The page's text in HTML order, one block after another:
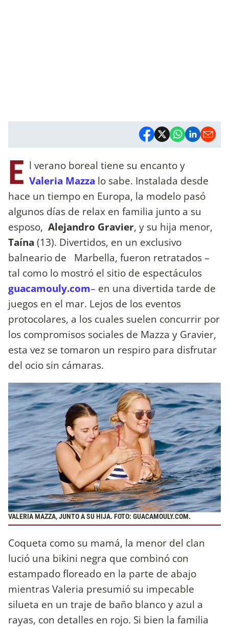
E l verano boreal tiene su encanto y
Valeria Mazza lo sabe. Instalada desde
hace un tiempo en Europa, la modelo pasó
algunos días de relax en familia junto a su
esposo, Alejandro Gravier, y su hija menor,
Taína (13). Divertidos, en un exclusivo
balneario de Marbella, fueron retratados –
tal como lo mostró el sitio de espectáculos
guacamouly.com– en una divertida tarde de
juegos en el mar. Lejos de los eventos
protocolares, a los cuales suelen concurrir por
los compromisos sociales de Mazza y Gravier,
esta vez se tomaron un respiro para disfrutar
del ocio sin cámaras.
VALERIA MAZZA, JUNTO A SU HIJA. FOTO: GUACAMOULY.COM.
Coqueta como su mamá, la menor del clan
lució una bikini negra que combinó con
estampado floreado en la parte de abajo
mientras Valeria presumió su impecable
silueta en un traje de baño blanco y azul a
rayas, con detalles en rojo. Si bien la familia